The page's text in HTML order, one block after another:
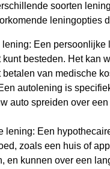
soorten
leningopties
lening: Een
besteden. Het kan
betalen van medische
autolening is
auto spreiden over
lening: Een
zoals een huis of
en kunnen over een